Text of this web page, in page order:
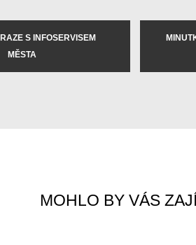
S INFOSERVISEM
MĚSTA
MOHLO BY VÁS